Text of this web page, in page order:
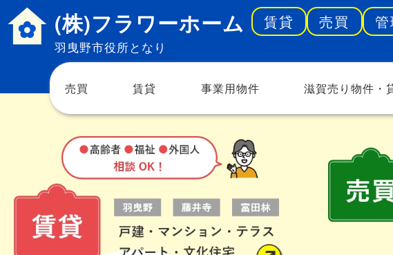
(株)フラワーホーム
羽曳野市役所となり
賃貸 売買 管
売買 賃貸 事業用物件 滋賀売り物件・